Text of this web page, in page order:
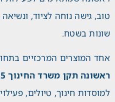
טוב, גישה נוחה לציוד,
שונות בשטח.
אחד המוצרים המרכזיים
ראשונה תקן משרד החינוך 2025
למוסדות חינוך, טיולים,